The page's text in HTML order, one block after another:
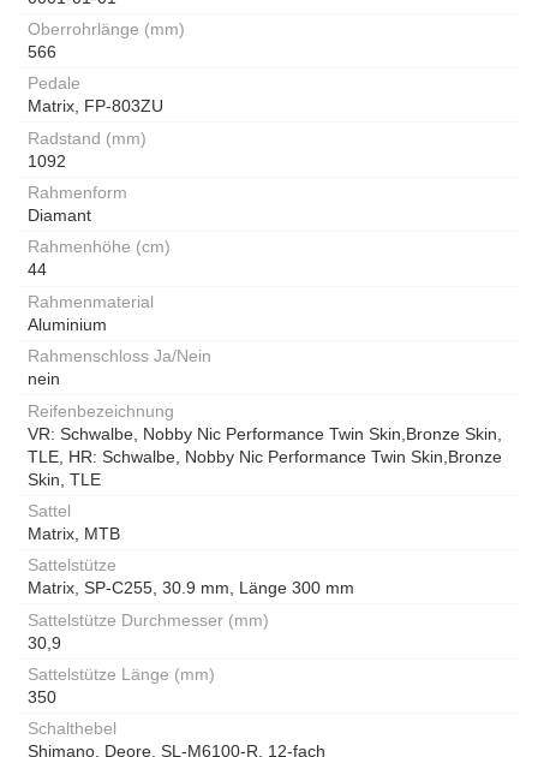
Oberrohrlänge (mm)
566
Pedale
Matrix, FP-803ZU
Radstand (mm)
1092
Rahmenform
Diamant
Rahmenhöhe (cm)
44
Rahmenmaterial
Aluminium
Rahmenschloss Ja/Nein
nein
Reifenbezeichnung
VR: Schwalbe, Nobby Nic Performance Twin Skin,Bronze Skin,
TLE, HR: Schwalbe, Nobby Nic Performance Twin Skin,Bronze
Skin, TLE
Sattel
Matrix, MTB
Sattelstütze
Matrix, SP-C255, 30.9 mm, Länge 300 mm
Sattelstütze Durchmesser (mm)
30,9
Sattelstütze Länge (mm)
350
Schalthebel
Shimano, Deore, SL-M6100-R, 12-fach